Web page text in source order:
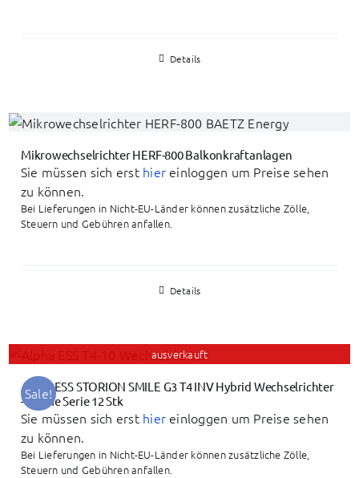
Details
Mikrowechselrichter HERF-800 Balkonkraftanlagen
Sie müssen sich erst hier einloggen um Preise sehen
zu können.
Bei Lieferungen in Nicht-EU-Länder können zusätzliche Zölle,
Steuern und Gebühren anfallen.
Details
ausverkauft
Sale!
Alpha ESS STORION SMILE G3 T4 INV Hybrid Wechselrichter
– Home Serie 12 Stk
Sie müssen sich erst hier einloggen um Preise sehen
zu können.
Bei Lieferungen in Nicht-EU-Länder können zusätzliche Zölle,
Steuern und Gebühren anfallen.